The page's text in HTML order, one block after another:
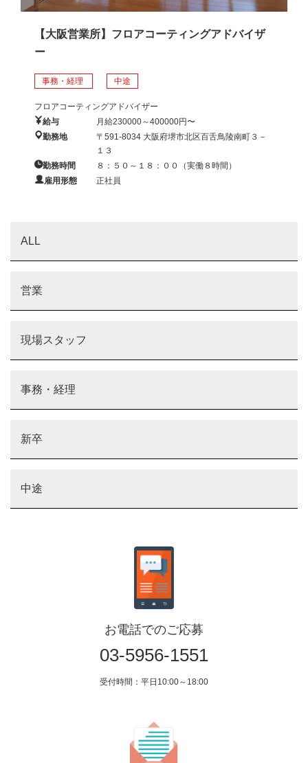
【大阪営業所】フロアコーティングアドバイザ
ー
事務・経理 中途
フロアコーティングアドバイザー
給与
月給230000～400000円〜
勤務地
〒591-8034 大阪府堺市北区百舌鳥陵南町３－
１３
勤務時間
８：５０～１８：００（実働８時間）
雇用形態
正社員
ALL
営業
現場スタッフ
事務・経理
新卒
中途
お電話でのご応募
03-5956-1551
受付時間：平日10:00～18:00